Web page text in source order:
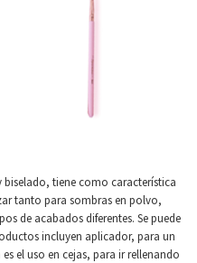
tiene como característica
tanto para sombras en polvo,
de acabados diferentes. Se puede
incluyen aplicador, para un
el uso en cejas, para ir rellenando